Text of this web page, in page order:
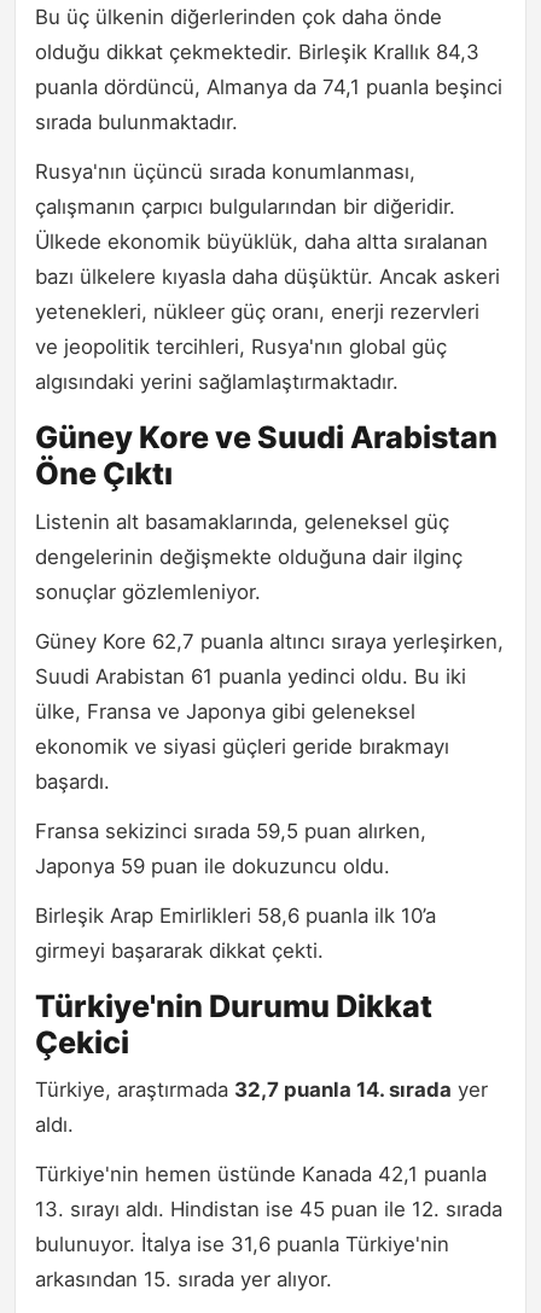
Bu üç ülkenin diğerlerinden çok daha önde
olduğu dikkat çekmektedir. Birleşik Krallık 84,3
puanla dördüncü, Almanya da 74,1 puanla beşinci
sırada bulunmaktadır.
Rusya'nın üçüncü sırada konumlanması,
çalışmanın çarpıcı bulgularından bir diğeridir.
Ülkede ekonomik büyüklük, daha altta sıralanan
bazı ülkelere kıyasla daha düşüktür. Ancak askeri
yetenekleri, nükleer güç oranı, enerji rezervleri
ve jeopolitik tercihleri, Rusya'nın global güç
algısındaki yerini sağlamlaştırmaktadır.
Güney Kore ve Suudi Arabistan
Öne Çıktı
Listenin alt basamaklarında, geleneksel güç
dengelerinin değişmekte olduğuna dair ilginç
sonuçlar gözlemleniyor.
Güney Kore 62,7 puanla altıncı sıraya yerleşirken,
Suudi Arabistan 61 puanla yedinci oldu. Bu iki
ülke, Fransa ve Japonya gibi geleneksel
ekonomik ve siyasi güçleri geride bırakmayı
başardı.
Fransa sekizinci sırada 59,5 puan alırken,
Japonya 59 puan ile dokuzuncu oldu.
Birleşik Arap Emirlikleri 58,6 puanla ilk 10’a
girmeyi başararak dikkat çekti.
Türkiye'nin Durumu Dikkat
Çekici
Türkiye, araştırmada 32,7 puanla 14. sırada yer
aldı.
Türkiye'nin hemen üstünde Kanada 42,1 puanla
13. sırayı aldı. Hindistan ise 45 puan ile 12. sırada
bulunuyor. İtalya ise 31,6 puanla Türkiye'nin
arkasından 15. sırada yer alıyor.